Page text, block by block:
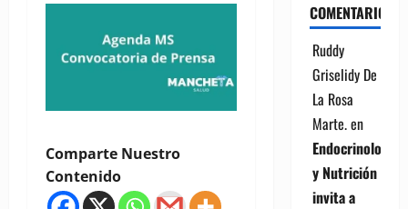
Comparte Nuestro
Contenido
COMENTARIOS
Ruddy
Griselidy De
La Rosa
Marte.en
Endocrinología
y Nutrición
invita a